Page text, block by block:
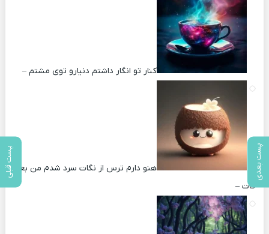
پست بعدی پست قبلی
کنار تو انگار داشتم دنیارو توی مشتم –
هنو دارم ترس از نگات سرد شدم من بعد
کات –